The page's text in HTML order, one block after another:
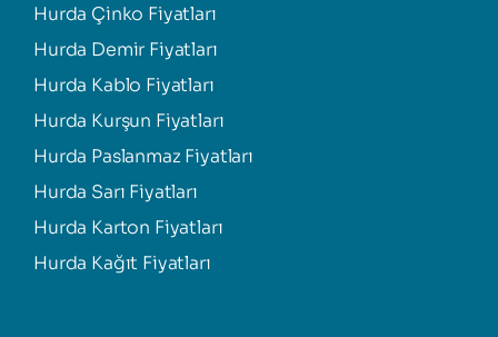
Hurda Çinko Fiyatları
Hurda Demir Fiyatları
Hurda Kablo Fiyatları
Hurda Kurşun Fiyatları
Hurda Paslanmaz Fiyatları
Hurda Sarı Fiyatları
Hurda Karton Fiyatları
Hurda Kağıt Fiyatları